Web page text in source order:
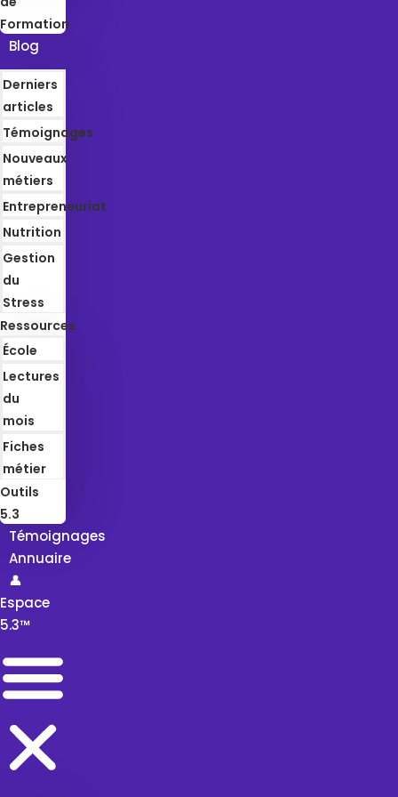
Formation
Blog
Derniers
articles
Témoignages
Nouveaux
métiers
Entrepreneuriat
Nutrition
Gestion
du
Stress
Ressources
École
Lectures
du
mois
Fiches
métier
Outils
5.3
Témoignages
Annuaire
👤
Espace
5.3™